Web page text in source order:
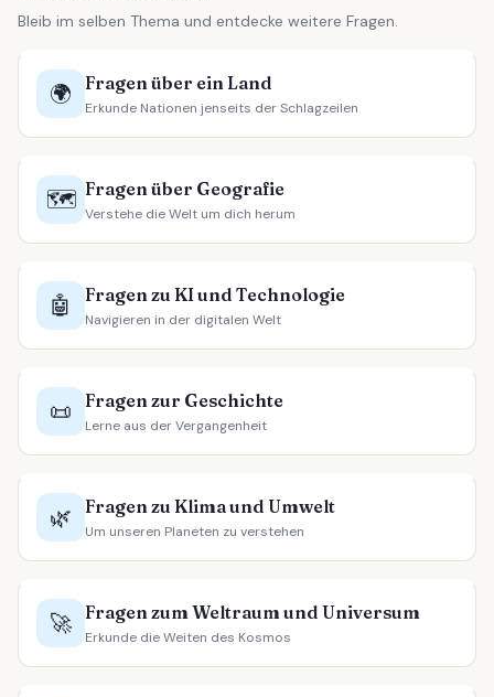
Bleib im selben Thema und entdecke weitere Fragen.
🌍 Fragen über ein Land
Erkunde Nationen jenseits der Schlagzeilen
🗺️ Fragen über Geografie
Verstehe die Welt um dich herum
🤖 Fragen zu KI und Technologie
Navigieren in der digitalen Welt
📜 Fragen zur Geschichte
Lerne aus der Vergangenheit
🌿 Fragen zu Klima und Umwelt
Um unseren Planeten zu verstehen
🚀 Fragen zum Weltraum und Universum
Erkunde die Weiten des Kosmos